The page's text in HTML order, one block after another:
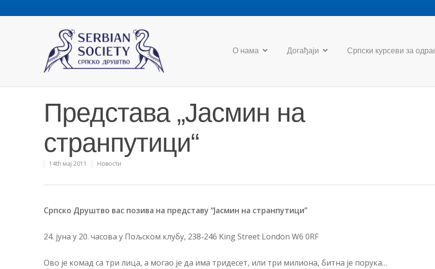
О нама Догађаји Српски курсеви за
Представа „Јасмин на
странпутици“
14th мај 2011 Новости
Српско Друштво вас позива на представу “Јасмин на странпутици”
24. јуна у 20. часова у Пољском клубу, 238-246 King Street London W6 0RF
Ово је комад са три лица, а могао је да има тридесет, или три милиона, битна је порука…